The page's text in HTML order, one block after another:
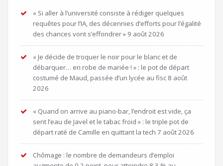
« Si aller à l’université consiste à rédiger quelques
requêtes pour l’IA, des décennies d’efforts pour l’égalité
des chances vont s’effondrer » 9 août 2026
« Je décide de troquer le noir pour le blanc et de
débarquer… en robe de mariée ! » : le pot de départ
costumé de Maud, passée d’un lycée au fisc 8 août
2026
« Quand on arrive au piano-bar, l’endroit est vide, ça
sent l’eau de Javel et le tabac froid » : le triple pot de
départ raté de Camille en quittant la tech 7 août 2026
Chômage : le nombre de demandeurs d’emploi